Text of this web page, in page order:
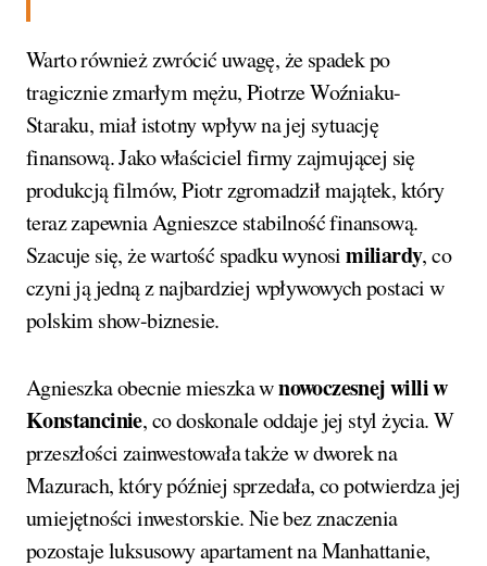
Warto również zwrócić uwagę, że spadek po
tragicznie zmarłym mężu, Piotrze Woźniaku-
Staraku, miał istotny wpływ na jej sytuację
finansową. Jako właściciel firmy zajmującej się
produkcją filmów, Piotr zgromadził majątek, który
teraz zapewnia Agnieszce stabilność finansową.
Szacuje się, że wartość spadku wynosimiliardy, co
czyni ją jedną z najbardziej wpływowych postaci w
polskim show-biznesie.
Agnieszka obecnie mieszka wnowoczesnej willi w
Konstancinie, co doskonale oddaje jej styl życia. W
przeszłości zainwestowała także w dworek na
Mazurach, który później sprzedała, co potwierdza jej
umiejętności inwestorskie. Nie bez znaczenia
pozostaje luksusowy apartament na Manhattanie,